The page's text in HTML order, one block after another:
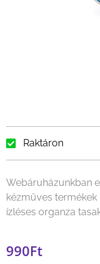
Raktáron
Webáruházunkban
kézműves
ízléses organza
990Ft